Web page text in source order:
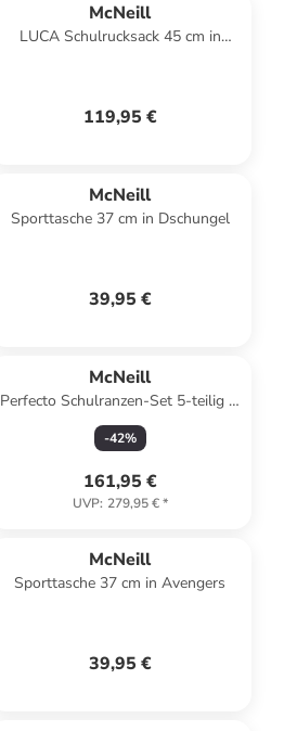
McNeill
LUCA Schulrucksack 45 cm in
119,95 €
McNeill
Sporttasche 37 cm in Dschungel
39,95 €
McNeill
Perfecto Schulranzen-Set 5-teilig in
Avengers
-42%
161,95 €
UVP: 279,95 €*
McNeill
Sporttasche 37 cm in Avengers
39,95 €